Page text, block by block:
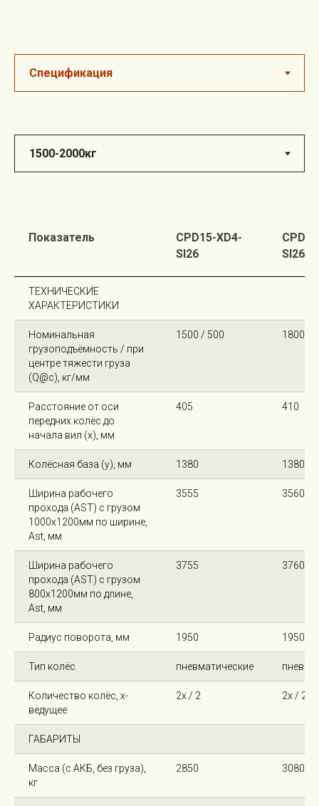
Показатель
CPD15-XD4-
SI26
SI26
ТЕХНИЧЕСКИЕ
ХАРАКТЕРИСТИКИ
Номинальная
грузоподъёмность / при
центре тяжести груза
(Q@c), кг/мм
1500 / 500 1800 /
Расстояние от оси
передних колёс до
начала вил (x), мм
405 410
Колёсная база (y), мм 1380 1380
Ширина рабочего
прохода (AST) с грузом
1000х1200мм по ширине,
Ast, мм
3555 3560
Ширина рабочего
прохода (AST) с грузом
800х1200мм по длине,
Ast, мм
3755 3760
Радиус поворота, мм 1950 1950
Тип колёс пневматические
Количество колёс, х-
ведущее
2х / 2 2х / 2
ГАБАРИТЫ
Масса (с АКБ, без груза),
кг
2850 3080